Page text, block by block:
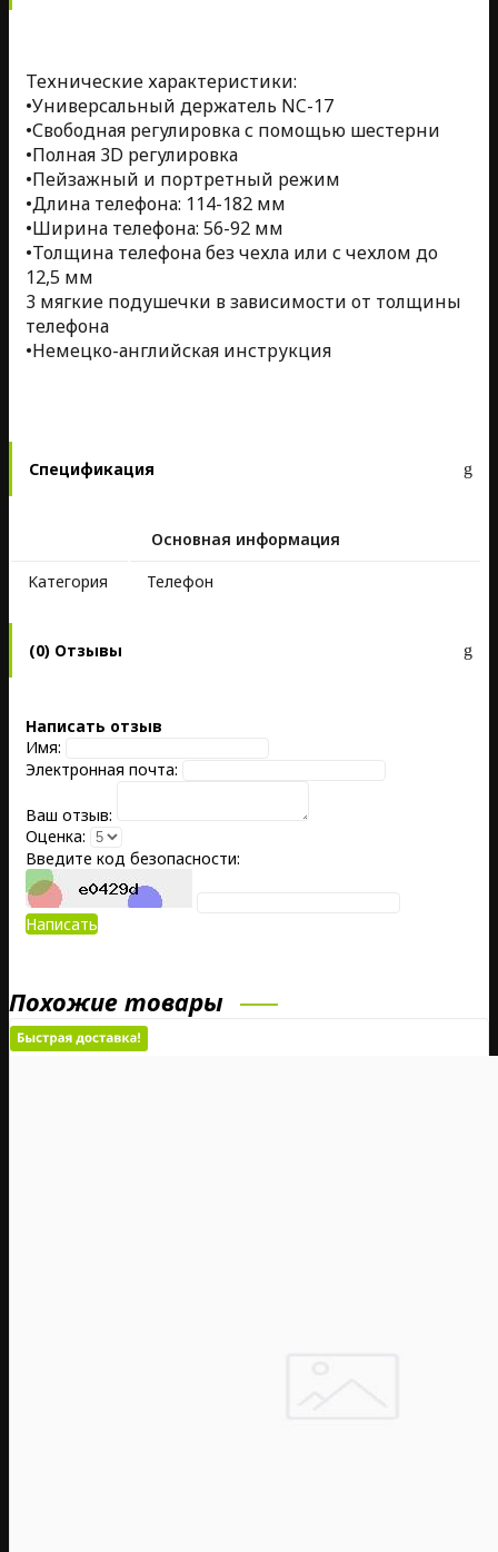
Технические характеристики:
•Универсальный держатель NC-17
•Свободная регулировка с помощью шестерни
•Полная 3D регулировка
•Пейзажный и портретный режим
•Длина телефона: 114-182 мм
•Ширина телефона: 56-92 мм
•Толщина телефона без чехла или с чехлом до
12,5 мм
3 мягкие подушечки в зависимости от толщины
телефона
•Немецко-английская инструкция
Спецификация
Основная информация
Kатегория
Телефон
(0) Отзывы
Написать отзыв
Имя:
Электронная почта:
Ваш отзыв:
Оценка:
Введите код безопасности:
Написать
Похожие товары